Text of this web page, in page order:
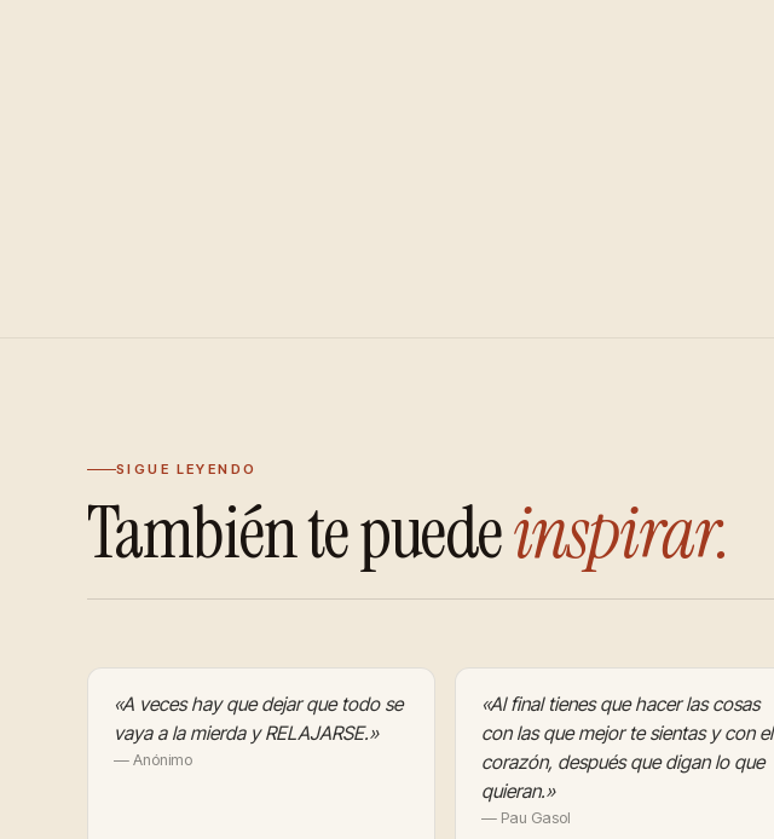
SIGUE LEYENDO
También te puedeinspirar.
«A veces hay que dejar que todo se
vaya a la mierda y RELAJARSE.»
— Anónimo
«Al final tienes que hacer las cosas
con las que mejor te sientas y con el
corazón, después que digan lo que
quieran.»
— Pau Gasol